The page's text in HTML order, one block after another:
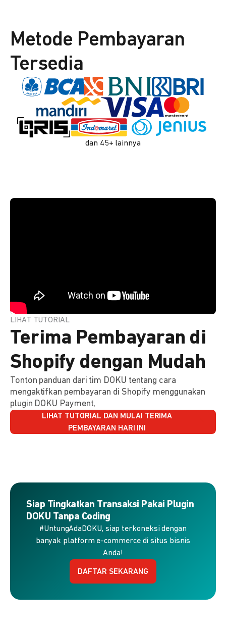
Metode Pembayaran
Tersedia
dan 45+ lainnya
LIHAT TUTORIAL
Terima Pembayaran di
Shopify dengan Mudah
Tonton panduan dari tim DOKU tentang cara
mengaktifkan pembayaran di Shopify menggunakan
plugin DOKU Payment,
LIHAT TUTORIAL DAN MULAI TERIMA
PEMBAYARAN HARI INI
Siap Tingkatkan Transaksi Pakai Plugin
DOKU Tanpa Coding
#UntungAdaDOKU, siap terkoneksi dengan
banyak platform e-commerce di situs bisnis
Anda!
DAFTAR SEKARANG